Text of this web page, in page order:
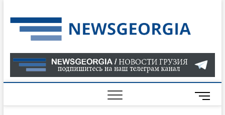
to
content
О
В
ГРУЗИИ
M
e